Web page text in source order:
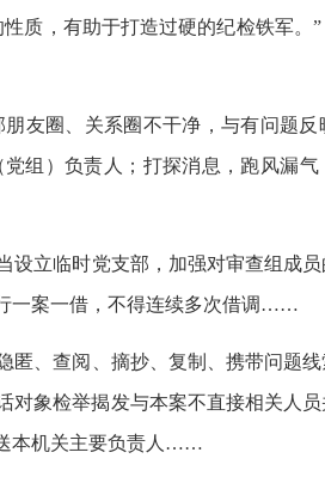
质，有助于打造过硬的纪检铁军。
友圈、关系圈不干净，与有问题反
组）负责人；打探消息，跑风漏
立临时党支部，加强对审查组成
一案一借，不得连续多次借调……
、查阅、摘抄、复制、携带问题
象检举揭发与本案不直接相关人
本机关主要负责人……